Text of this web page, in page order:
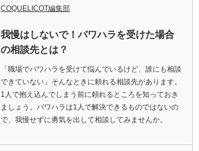
COQUELICOT編集部
我慢はしないで！パワハラを受けた場合
の相談先とは？
「職場でパワハラを受けて悩んでいるけど、誰にも相談
できていない」そんなときに頼れる相談先があります。
1人で抱え込んでしまう前に頼れるところを知っておき
ましょう。パワハラは1人で解決できるものではないの
で、我慢せずに勇気を出して相談してみませんか。